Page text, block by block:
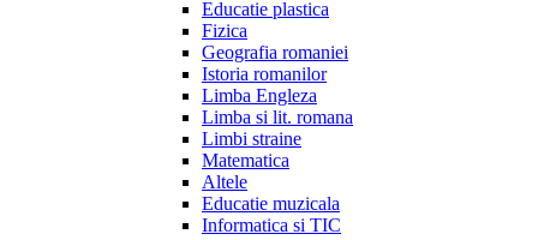
Educatie plastica
Fizica
Geografia romaniei
Istoria romanilor
Limba Engleza
Limba si lit. romana
Limbi straine
Matematica
Altele
Educatie muzicala
Informatica si TIC